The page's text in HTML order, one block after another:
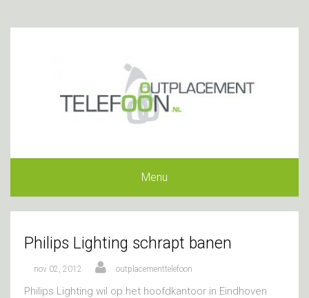
Menu
Philips Lighting schrapt banen
nov 02, 2012 outplacementtelefoon
Philips Lighting wil op het hoofdkantoor in Eindhoven